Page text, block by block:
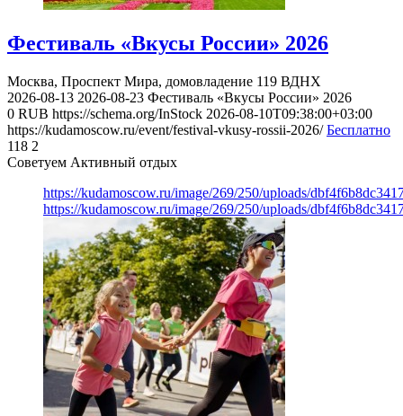
Фестиваль «Вкусы России» 2026
Москва, Проспект Мира, домовладение 119 ВДНХ
2026-08-13 2026-08-23 Фестиваль «Вкусы России» 2026
0 RUB https://schema.org/InStock 2026-08-10T09:38:00+03:00
https://kudamoscow.ru/event/festival-vkusy-rossii-2026/ Бесплатно
118 2
Советуем Активный отдых
https://kudamoscow.ru/image/269/250/uploads/
https://kudamoscow.ru/image/269/250/uploads/